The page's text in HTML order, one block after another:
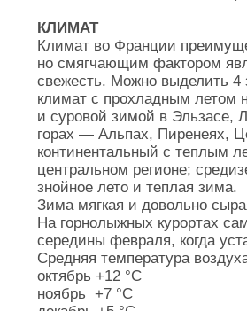
КЛИМАТ
Климат во Франции
но смягчающим фактором
свежесть. Можно выделить 4
климат с прохладным летом
и суровой зимой в Эльзасе,
горах — Альпах, Пиренеях,
континентальный с теплым
центральном регионе;
знойное лето и теплая зима.
Зима мягкая и довольно
На горнолыжных курортах
середины февраля, когда
Средняя температура
октябрь +12 °C
ноябрь +7 °C